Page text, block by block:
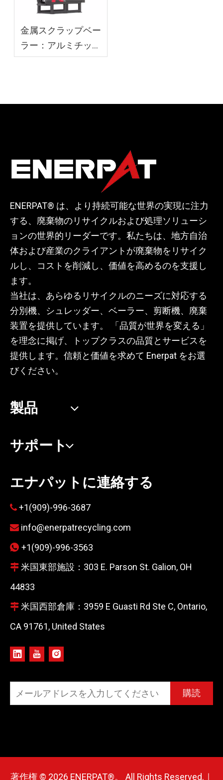
金属スクラップベー
ラー：アルミチップ
コンパクター
ENERPAT® は、より持続可能な世界の実現に注力
する、廃棄物のリサイクルおよび処理ソリューシ
ョンの世界的リーダーです。私たちは、地方自治
体および産業のクライアントが廃棄物をリサイク
ルし、コストを削減し、価値を高めるのを支援し
ます。
当社は、あらゆるリサイクルのニーズに対応する
分別機、シュレッダー、ベーラー、剪断機、廃棄
装置を提供しています。 「品質が世界を変える」
を理念に掲げ、トップクラスの品質とサービスを
提供します。信頼と価値を求めて Enerpat をお選
びください。
製品
サポート
エナパットに連絡する
 +1(909)-996-3687
 info@enerpatrecycling.com
 +1(909)-996-3563
 米国東部施設：303 E. Parson St. Galion, OH
44833
 米国西部倉庫：3959 E Guasti Rd Ste C, Ontario,
CA 91761, United States
購読
著作権 © 2026 ENERPAT®。 All Rights Reserved.｜